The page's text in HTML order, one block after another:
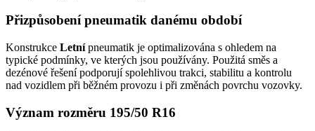
Přizpůsobení pneumatik danému období
Konstrukce Letnípneumatik je optimalizována s ohledem na
typické podmínky, ve kterých jsou používány. Použitá směs a
dezénové řešení podporují spolehlivou trakci, stabilitu a kontrolu
nad vozidlem při běžném provozu i při změnách povrchu vozovky.
Význam rozměru 195/50 R16